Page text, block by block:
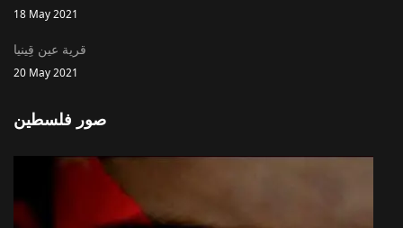
18 May 2021
قرية عين قِينيا
20 May 2021
صور فلسطين